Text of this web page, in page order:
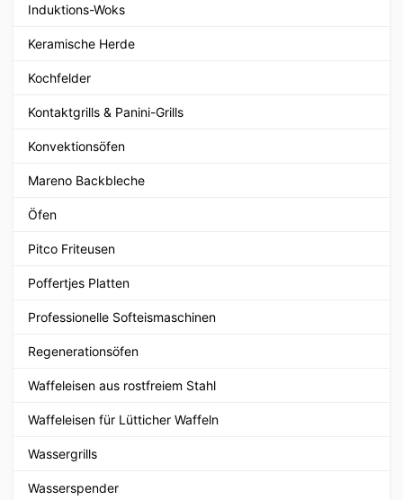
Induktions-Woks
Keramische Herde
Kochfelder
Kontaktgrills & Panini-Grills
Konvektionsöfen
Mareno Backbleche
Öfen
Pitco Friteusen
Poffertjes Platten
Professionelle Softeismaschinen
Regenerationsöfen
Waffeleisen aus rostfreiem Stahl
Waffeleisen für Lütticher Waffeln
Wassergrills
Wasserspender